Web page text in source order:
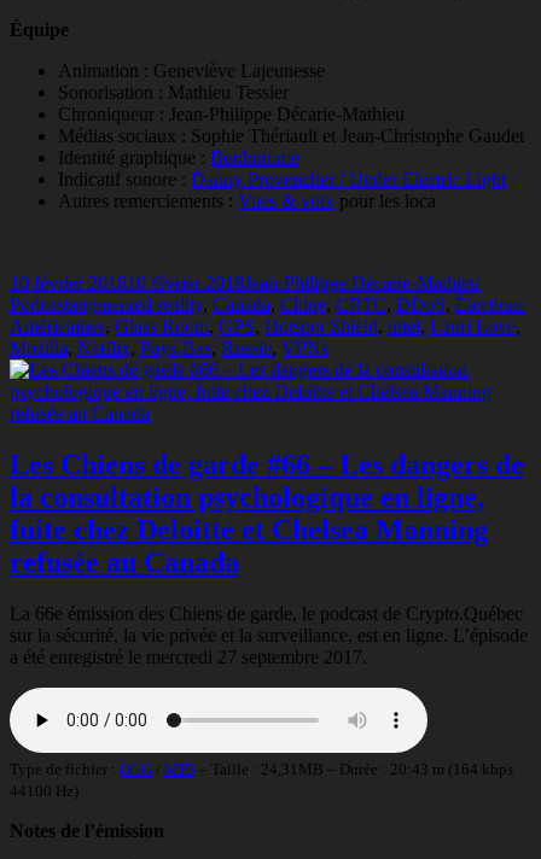
Équipe
Animation : Geneviève Lajeunesse
Sonorisation : Mathieu Tessier
Chroniqueur : Jean-Philippe Décarie-Mathieu
Médias sociaux : Sophie Thériault et Jean-Christophe Gaudet
Identité graphique : Bonhomme
Indicatif sonore : Danny Provencher / Under Electric Light
Autres remerciements : Vues & voix pour les loca
Publié
le
10 février 201810 février 2018Auteur
Jean-Philippe Décarie-Mathieu
PodcastMots-
clés
augmented reality, Canada, Chine, CRTC, DDoS, Élections
Américaines, Glass Room, GPS, Hotspot Shield, intel, Lauri Love,
Mozilla, Netflix, Pays-Bas, Russie, VPNs
Les Chiens de garde #66 – Les dangers de
la consultation psychologique en ligne,
fuite chez Deloitte et Chelsea Manning
refusée au Canada
La 66e émission des Chiens de garde, le podcast de Crypto.Québec
sur la sécurité, la vie privée et la surveillance, est en ligne. L’épisode
a été enregistré le mercredi 27 septembre 2017.
Type de fichier : OGG MP3 – Taille : 24,31MB – Durée : 20:43 m (164 kbps
44100 Hz)
Notes de l’émission